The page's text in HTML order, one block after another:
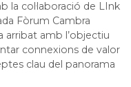
la col·laboració de LInk
Fòrum Cambra
arribat amb l’objectiu
connexions de valor
clau del panorama